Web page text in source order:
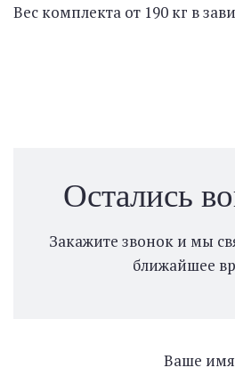
Вес комплекта от 190 кг в
Остались
Закажите звонок и мы
ближайшее
Ваше имя